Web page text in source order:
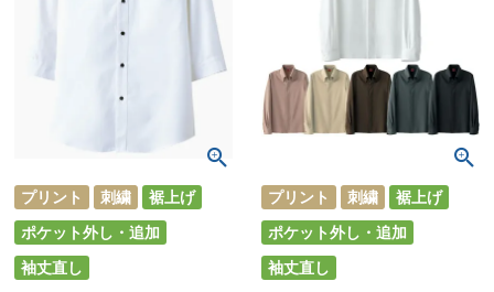
プリント 刺繍
裾上げ
ポケット外し・追加
袖丈直し
プリント 刺繍
裾上げ
ポケット外し・追加
袖丈直し